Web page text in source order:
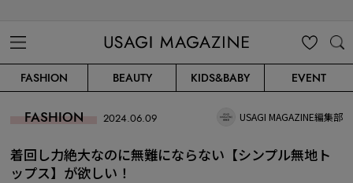
CLIP
FASHION BEAUTY KIDS&BABY EVENT
FASHION 2024.06.09 USAGI MAGAZINE編集部
着回し力絶大なのに無難にならない【シンプル無地ト
ップス】が欲しい！